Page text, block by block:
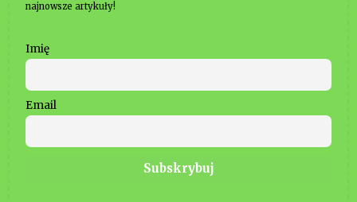
najnowsze artykuły!
Imię
Email